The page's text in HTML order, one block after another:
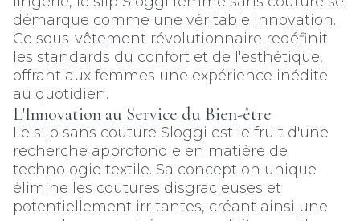
démarque comme une véritable innovation.
Ce sous-vêtement révolutionnaire redéfinit
les standards du confort et de l'esthétique,
offrant aux femmes une expérience inédite
au quotidien.
L'Innovation au Service du Bien-être
Le slip sans couture Sloggi est le fruit d'une
recherche approfondie en matière de
technologie textile. Sa conception unique
élimine les coutures disgracieuses et
potentiellement irritantes, créant ainsi une